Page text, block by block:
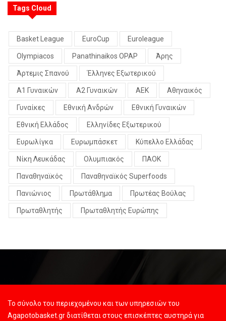
Tags Cloud
Basket League EuroCup Euroleague
Olympiacos Panathinaikos OPAP Άρης
Άρτεμις Σπανού Έλληνες Εξωτερικού
Α1 Γυναικών Α2 Γυναικών ΑΕΚ Αθηναικός
Γυναίκες Εθνική Ανδρών Εθνική Γυναικών
Εθνική Ελλάδος Ελληνίδες Εξωτερικού
Ευρωλίγκα Ευρωμπάσκετ Κύπελλο Ελλάδας
Νίκη Λευκάδας Ολυμπιακός ΠΑΟΚ
Παναθηναϊκός Παναθηναϊκός Superfoods
Πανιώνιος Πρωτάθλημα Πρωτέας Βούλας
Πρωταθλητής Πρωταθλητής Ευρώπης
Το σύνολο του περιεχομένου και των υπηρεσιών του
Agapotobasket.gr διατίθεται στους επισκέπτες αυστηρά για